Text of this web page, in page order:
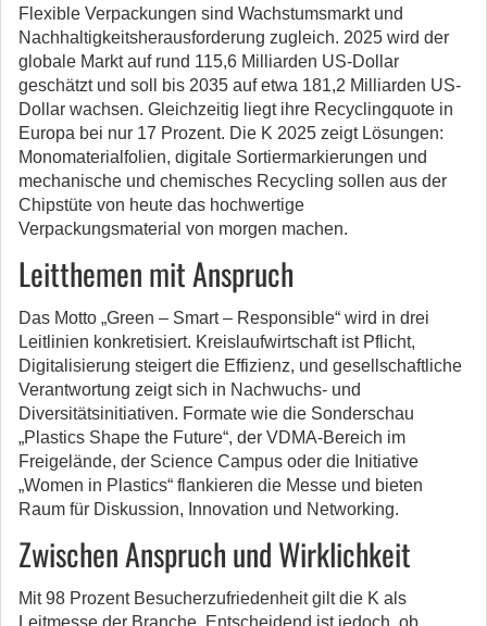
Flexible Verpackungen sind Wachstumsmarkt und
Nachhaltigkeitsherausforderung zugleich. 2025 wird der
globale Markt auf rund 115,6 Milliarden US-Dollar
geschätzt und soll bis 2035 auf etwa 181,2 Milliarden US-
Dollar wachsen. Gleichzeitig liegt ihre Recyclingquote in
Europa bei nur 17 Prozent. Die K 2025 zeigt Lösungen:
Monomaterialfolien, digitale Sortiermarkierungen und
mechanische und chemisches Recycling sollen aus der
Chipstüte von heute das hochwertige
Verpackungsmaterial von morgen machen.
Leitthemen mit Anspruch
Das Motto „Green – Smart – Responsible“ wird in drei
Leitlinien konkretisiert. Kreislaufwirtschaft ist Pflicht,
Digitalisierung steigert die Effizienz, und gesellschaftliche
Verantwortung zeigt sich in Nachwuchs- und
Diversitätsinitiativen. Formate wie die Sonderschau
„Plastics Shape the Future“, der VDMA-Bereich im
Freigelände, der Science Campus oder die Initiative
„Women in Plastics“ flankieren die Messe und bieten
Raum für Diskussion, Innovation und Networking.
Zwischen Anspruch und Wirklichkeit
Mit 98 Prozent Besucherzufriedenheit gilt die K als
Leitmesse der Branche. Entscheidend ist jedoch, ob